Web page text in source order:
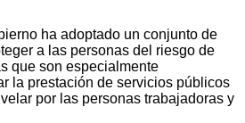
ha adoptado un conjunto de
a las personas del riesgo de
que son especialmente
la prestación de servicios públicos
por las personas trabajadoras y